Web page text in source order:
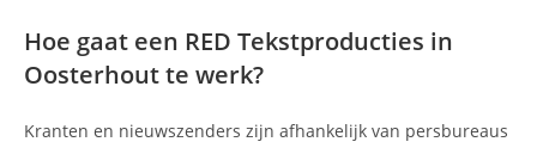
Hoe gaat een RED Tekstproducties in
Oosterhout te werk?
Kranten en nieuwszenders zijn afhankelijk van persbureaus